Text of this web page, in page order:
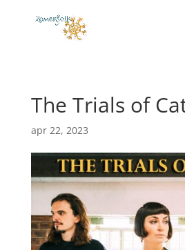
The Trials of
apr 22, 2023